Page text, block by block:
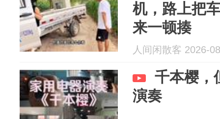
机，路上把
来一顿揍
人间闲散客 2026-
千本樱，
演奏